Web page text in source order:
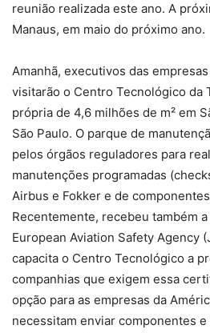
reunião realizada este ano. A
Manaus, em maio do próximo ano.
Amanhã, executivos das
visitarão o Centro Tecnológico da
própria de 4,6 milhões de m² em
São Paulo. O parque de
pelos órgãos reguladores para
manutenções programadas
Airbus e Fokker e de
Recentemente, recebeu também
European Aviation Safety Agency
capacita o Centro Tecnológico a
companhias que exigem essa
opção para as empresas da
necessitam enviar componentes e